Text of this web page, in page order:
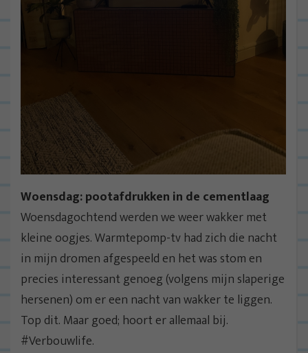
Woensdag: pootafdrukken in de cementlaag
Woensdagochtend werden we weer wakker met
kleine oogjes. Warmtepomp-tv had zich die nacht
in mijn dromen afgespeeld en het was stom en
precies interessant genoeg (volgens mijn slaperige
hersenen) om er een nacht van wakker te liggen.
Top dit. Maar goed; hoort er allemaal bij.
#Verbouwlife.